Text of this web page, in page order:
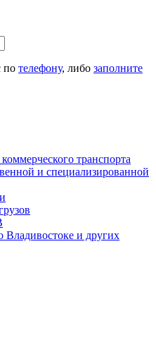
по телефону, либо заполните
транспорта
и специализированной
Владивостоке и других